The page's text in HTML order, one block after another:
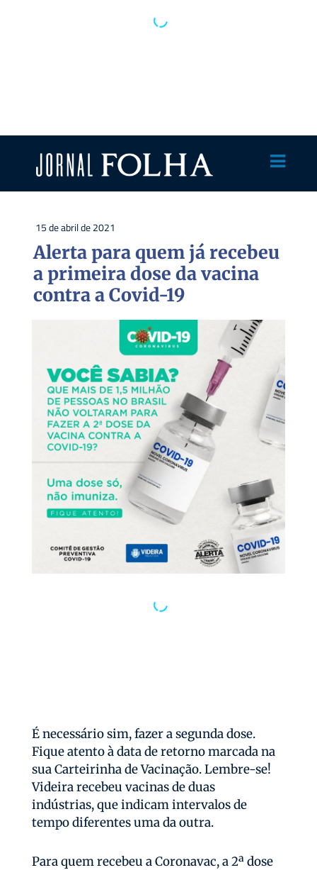
15 de abril de 2021
Alerta para quem já recebeu
a primeira dose da vacina
contra a Covid-19
É necessário sim, fazer a segunda dose.
Fique atento à data de retorno marcada na
sua Carteirinha de Vacinação. Lembre-se!
Videira recebeu vacinas de duas
indústrias, que indicam intervalos de
tempo diferentes uma da outra.
Para quem recebeu a Coronavac, a 2ª dose